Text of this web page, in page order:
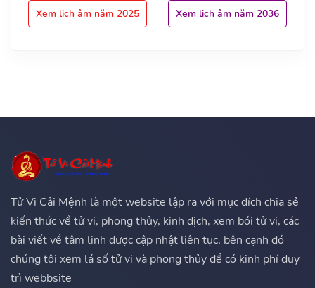
Xem lịch âm năm 2025 Xem lịch âm năm 2036
Tử Vi Cải Mệnh là một website lập ra với mục đích chia sẻ
kiến thức về tử vi, phong thủy, kinh dịch, xem bói tử vi, các
bài viết về tâm linh được cập nhật liên tục, bên cạnh đó
chúng tôi xem lá số tử vi và phong thủy để có kinh phí duy
trì webbsite